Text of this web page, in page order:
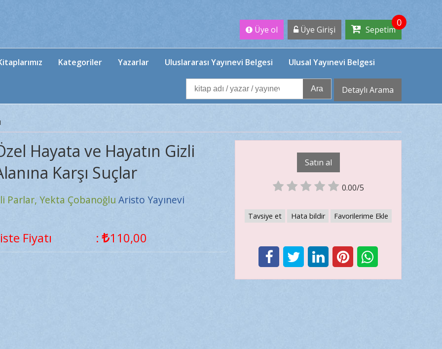
Üye ol Üye Girişi Sepetim
0
Kategoriler Yazarlar Uluslararası Yayınevi Belgesi Ulusal Yayınevi Belgesi
Detaylı Arama
Ara
Hayata ve Hayatın Gizli
Karşı Suçlar
Parlar, Yekta Çobanoğlu Aristo Yayınevi
Fiyatı : 110,00
Satın al
0.00/5
Tavsiye et Hata bildir Favorilerime Ekle